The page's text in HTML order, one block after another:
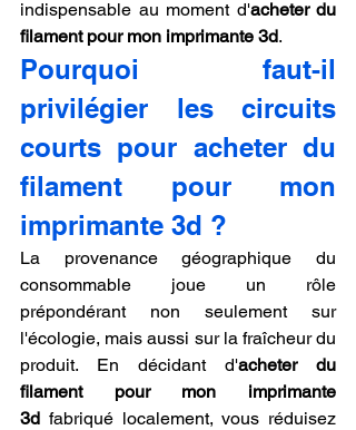
indispensable au moment d'acheter du
filament pour mon imprimante 3d.
Pourquoi faut-il
privilégier les circuits
courts pour acheter du
filament pour mon
imprimante 3d ?
La provenance géographique du
consommable joue un rôle
prépondérant non seulement sur
l'écologie, mais aussi sur la fraîcheur du
produit. En décidant d'acheter du
filament pour mon imprimante
3d fabriqué localement, vous réduisez